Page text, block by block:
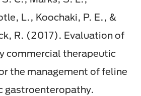
L., Koochaki, P. E., &
R. (2017). Evaluation of
commercial therapeutic
the management of feline
gastroenteropathy.